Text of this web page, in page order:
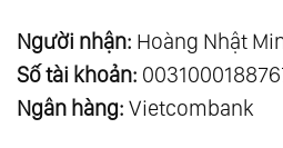
Người nhận: Hoàng Nhật
Số tài khoản:
Ngân hàng: Vietcombank